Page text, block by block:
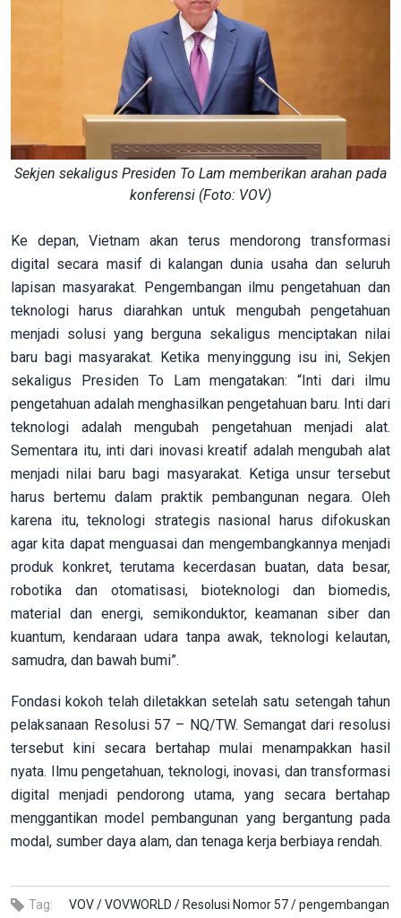
Sekjen sekaligus Presiden To Lam memberikan arahan pada
konferensi (Foto: VOV)
Ke depan, Vietnam akan terus mendorong transformasi
digital secara masif di kalangan dunia usaha dan seluruh
lapisan masyarakat. Pengembangan ilmu pengetahuan dan
teknologi harus diarahkan untuk mengubah pengetahuan
menjadi solusi yang berguna sekaligus menciptakan nilai
baru bagi masyarakat. Ketika menyinggung isu ini, Sekjen
sekaligus Presiden To Lam mengatakan: “Inti dari ilmu
pengetahuan adalah menghasilkan pengetahuan baru. Inti dari
teknologi adalah mengubah pengetahuan menjadi alat.
Sementara itu, inti dari inovasi kreatif adalah mengubah alat
menjadi nilai baru bagi masyarakat. Ketiga unsur tersebut
harus bertemu dalam praktik pembangunan negara. Oleh
karena itu, teknologi strategis nasional harus difokuskan
agar kita dapat menguasai dan mengembangkannya menjadi
produk konkret, terutama kecerdasan buatan, data besar,
robotika dan otomatisasi, bioteknologi dan biomedis,
material dan energi, semikonduktor, keamanan siber dan
kuantum, kendaraan udara tanpa awak, teknologi kelautan,
samudra, dan bawah bumi”.
Fondasi kokoh telah diletakkan setelah satu setengah tahun
pelaksanaan Resolusi 57 – NQ/TW. Semangat dari resolusi
tersebut kini secara bertahap mulai menampakkan hasil
nyata. Ilmu pengetahuan, teknologi, inovasi, dan transformasi
digital menjadi pendorong utama, yang secara bertahap
menggantikan model pembangunan yang bergantung pada
modal, sumber daya alam, dan tenaga kerja berbiaya rendah.
Tag: VOV /VOVWORLD /Resolusi Nomor 57 /pengembangan